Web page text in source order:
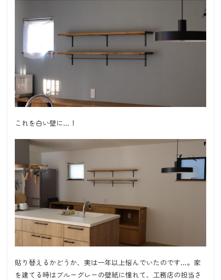
これを白い壁に… ！
貼り替えるかどうか、実は一年以上悩んでいたのです…。家
を建てる時はブルーグレーの壁紙に憧れて、工務店の担当さ